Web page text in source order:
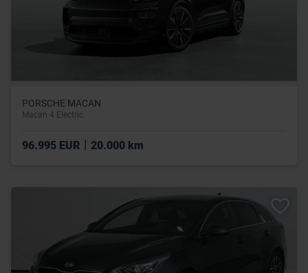
PORSCHE MACAN
Macan 4 Electric
96.995 EUR 20.000 km